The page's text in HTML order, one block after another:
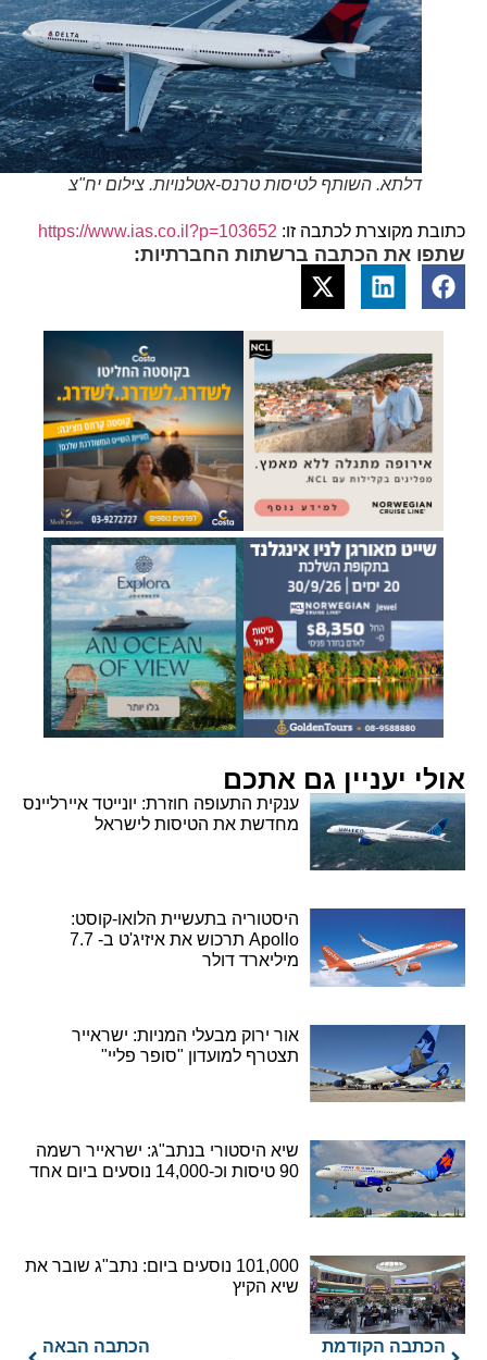
דלתא. השותף לטיסות טרנס-אטלנויות. צילום יח"צ
כתובת מקוצרת לכתבה זו: https://www.ias.co.il?p=103652
שתפו את הכתבה ברשתות החברתיות:
אולי יעניין גם אתכם
ענקית התעופה חוזרת: יונייטד איירליינס
מחדשת את הטיסות לישראל
היסטוריה בתעשיית הלואו-קוסט:
Apollo תרכוש את איזיג'ט ב- 7.7
מיליארד דולר
אור ירוק מבעלי המניות: ישראייר
תצטרף למועדון "סופר פליי"
שיא היסטורי בנתב"ג: ישראייר רשמה
90 טיסות וכ-14,000 נוסעים ביום אחד
101,000 נוסעים ביום: נתב"ג שובר את
שיא הקיץ
הכתבה הקודמת הכתבה הבאה